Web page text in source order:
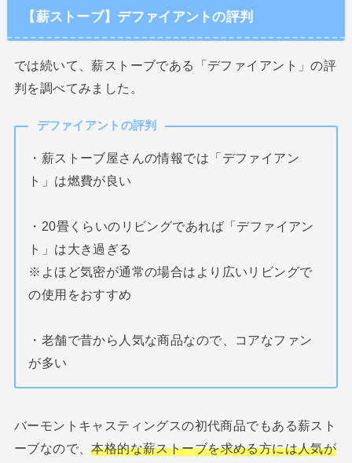
【薪ストーブ】デファイアントの評判
では続いて、薪ストーブである「デファイアント」の評
判を調べてみました。
デファイアントの評判
・薪ストーブ屋さんの情報では「デファイアン
ト」は燃費が良い
・20畳くらいのリビングであれば「デファイアン
ト」は大き過ぎる
※よほど気密が通常の場合はより広いリビングで
の使用をおすすめ
・老舗で昔から人気な商品なので、コアなファン
が多い
バーモントキャスティングスの初代商品でもある薪スト
ーブなので、本格的な薪ストーブを求める方には人気が